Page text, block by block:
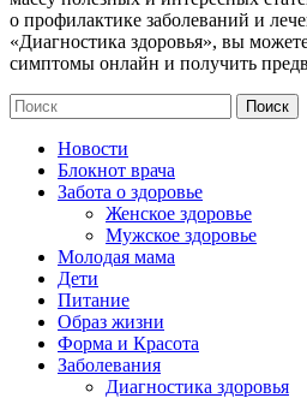
о профилактике заболеваний и
«Диагностика здоровья», вы
симптомы онлайн и получить
Новости
Блокнот врача
Забота о здоровье
Женское здоровье
Мужское здоровье
Молодая мама
Дети
Питание
Образ жизни
Форма и Красота
Заболевания
Диагностика здоровья